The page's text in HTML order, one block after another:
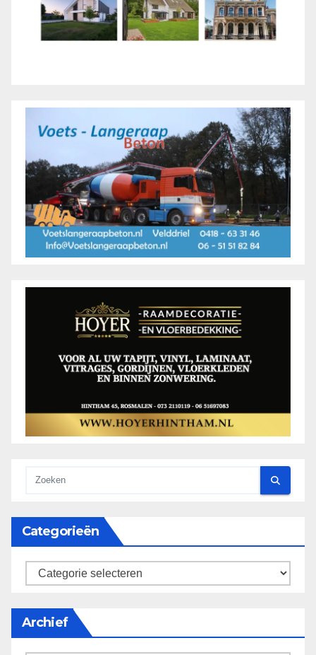
Categorieën
categorieën
Archief